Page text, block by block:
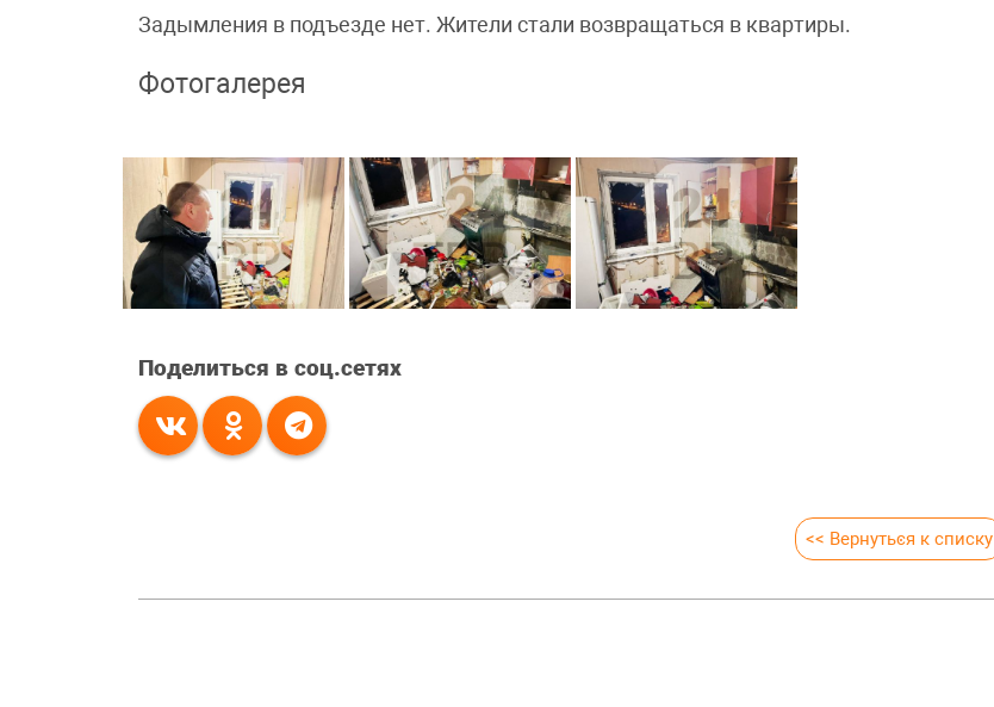
Задымления в подъезде нет. Жители стали возвращаться в квартиры.
Фотогалерея
Поделиться в соц.сетях
<< Вернуться к списку